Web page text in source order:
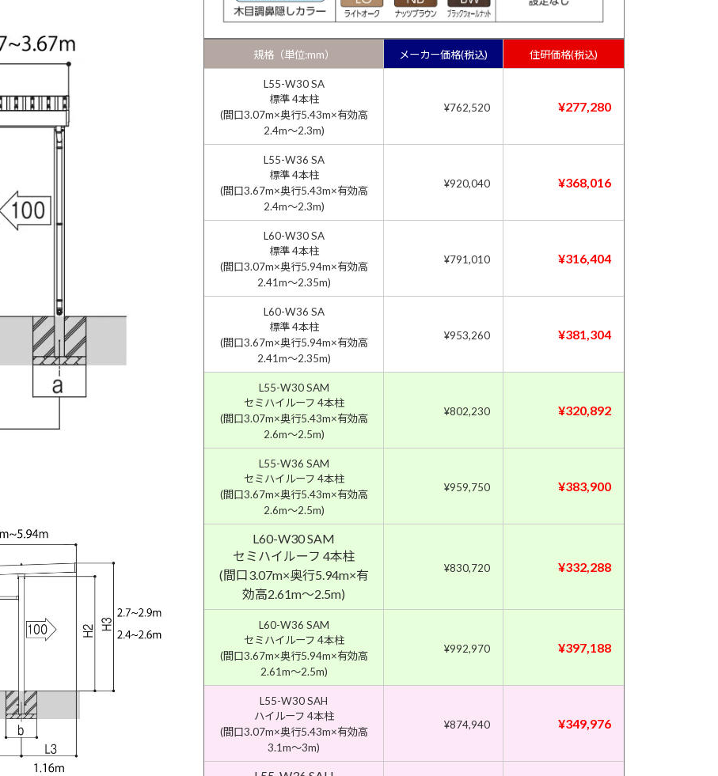
規格（単位:mm） メーカー価格(税込) 住研価格(税込)
L55-W30 SA
標準 4本柱
(間口3.07m×奥行5.43m×有効高
2.4m〜2.3m)
¥762,520 ¥277,280
L55-W36 SA
標準 4本柱
(間口3.67m×奥行5.43m×有効高
2.4m〜2.3m)
¥920,040 ¥368,016
L60-W30 SA
標準 4本柱
(間口3.07m×奥行5.94m×有効高
2.41m〜2.35m)
¥791,010 ¥316,404
L60-W36 SA
標準 4本柱
(間口3.67m×奥行5.94m×有効高
2.41m〜2.35m)
¥953,260 ¥381,304
L55-W30 SAM
セミハイルーフ 4本柱
(間口3.07m×奥行5.43m×有効高
2.6m〜2.5m)
¥802,230 ¥320,892
L55-W36 SAM
セミハイルーフ 4本柱
(間口3.67m×奥行5.43m×有効高
2.6m〜2.5m)
¥959,750 ¥383,900
L60-W30 SAM
セミハイルーフ 4本柱
(間口3.07m×奥行5.94m×有
効高2.61m〜2.5m)
¥830,720 ¥332,288
L60-W36 SAM
セミハイルーフ 4本柱
(間口3.67m×奥行5.94m×有効高
2.61m〜2.5m)
¥992,970 ¥397,188
L55-W30 SAH
ハイルーフ 4本柱
(間口3.07m×奥行5.43m×有効高
3.1m〜3m)
¥874,940 ¥349,976